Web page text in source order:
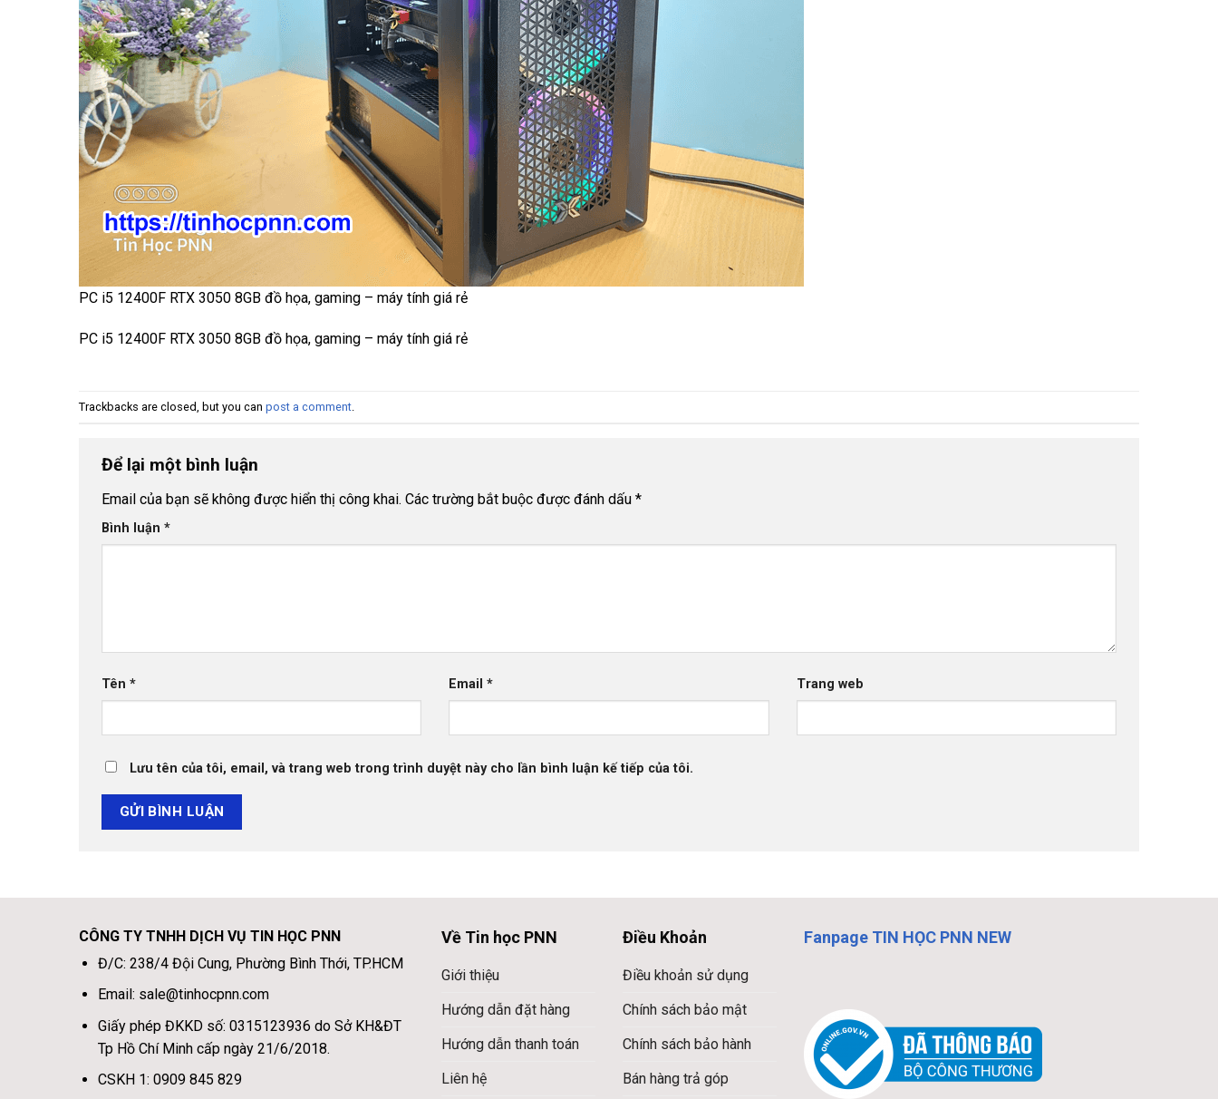
PC i5 12400F RTX 3050 8GB đồ họa, gaming – máy tính giá rẻ
PC i5 12400F RTX 3050 8GB đồ họa, gaming – máy tính giá rẻ
Trackbacks are closed, but you can post a comment
Để lại một bình luận
Email của bạn sẽ không được hiển thị công khai. Các trường bắt buộc được đánh dấu *
Bình luận *
Tên * Email* Trang web
Lưu tên của tôi, email, và trang web trong trình duyệt này cho lần bình luận kế tiếp của tôi.
CÔNG TY TNHH DỊCH VỤ TIN HỌC PNN
Đ/C: 238/4 Đội Cung, Phường Bình Thới, TP.HCM
Email: sale@tinhocpnn.com
Giấy phép ĐKKD số: 0315123936 do Sở KH&ĐT
Tp Hồ Chí Minh cấp ngày 21/6/2018.
CSKH 1: 0909 845 829
Về Tin học PNN
Giới thiệu
Hướng dẫn đặt hàng
Hướng dẫn thanh toán
Liên hệ
Điều Khoản
Điều khoản sử dụng
Chính sách bảo mật
Chính sách bảo hành
Bán hàng trả góp
Fanpage TIN HỌC PNN NEW